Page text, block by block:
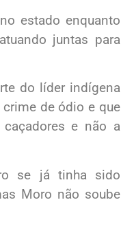
estado enquanto
juntas para
do líder indígena
de ódio e que
e não a
se já tinha sido
Moro não soube